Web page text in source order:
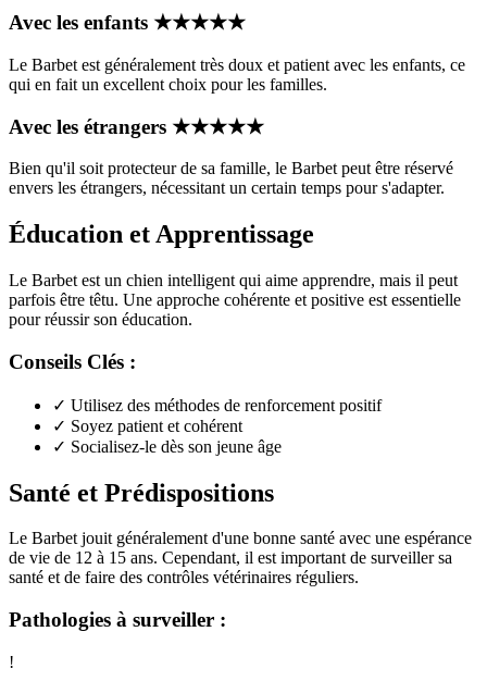
Avec les enfants ★★★★★
Le Barbet est généralement très doux et patient avec les enfants, ce
qui en fait un excellent choix pour les familles.
Avec les étrangers ★★★★★
Bien qu'il soit protecteur de sa famille, le Barbet peut être réservé
envers les étrangers, nécessitant un certain temps pour s'adapter.
Éducation et Apprentissage
Le Barbet est un chien intelligent qui aime apprendre, mais il peut
parfois être têtu. Une approche cohérente et positive est essentielle
pour réussir son éducation.
Conseils Clés :
✓ Utilisez des méthodes de renforcement positif
✓ Soyez patient et cohérent
✓ Socialisez-le dès son jeune âge
Santé et Prédispositions
Le Barbet jouit généralement d'une bonne santé avec une espérance
de vie de 12 à 15 ans. Cependant, il est important de surveiller sa
santé et de faire des contrôles vétérinaires réguliers.
Pathologies à surveiller :
!